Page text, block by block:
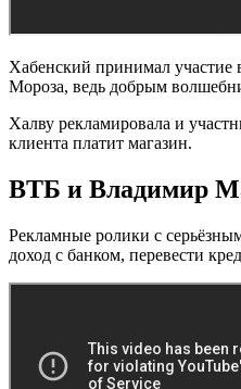
Хабенский принимал участие
Мороза, ведь добрым
Халву рекламировала и
клиента платит магазин.
ВТБ и Владимир
Рекламные ролики с
доход с банком, перевести